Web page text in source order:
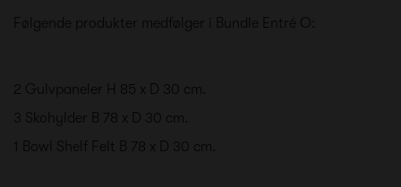
Følgende produkter medfølger i Bundle Entré O:
2 Gulvpaneler H 85 x D 30 cm.
3 Skohylder B 78 x D 30 cm.
1 Bowl Shelf Felt B 78 x D 30 cm.